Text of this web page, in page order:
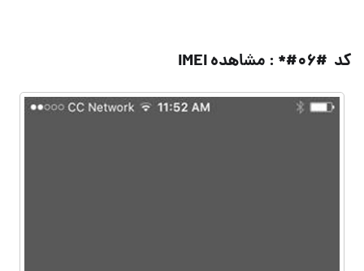
کد #۰۶#* : مشاهده IMEI